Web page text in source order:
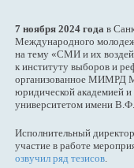
7 ноября 2024 года в
Международного
на тему «СМИ и их
к институту выборов и
организованное МИМРД
юридической академией
университетом имени
Исполнительный
участие в работе
озвучил ряд тезисов.